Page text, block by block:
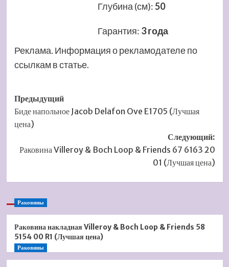
Глубина (см):50
Гарантия: 3 года
Реклама. Информация о рекламодателе по
ссылкам в статье.
Навигация
записи
Предыдущий
Биде напольное Jacob Delafon Ove E1705 (Лучшая
цена)
Следующий:
Раковина Villeroy & Boch Loop & Friends 67 6163 20
01 (Лучшая цена)
Раковины
Раковина накладная Villeroy & Boch Loop & Friends 58
5154 00 R1 (Лучшая цена)
Раковины